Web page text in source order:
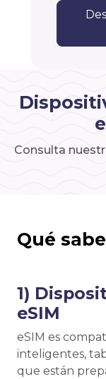
Consulta
Qué
1)
eSIM
eSIM es
inteligentes,
que están